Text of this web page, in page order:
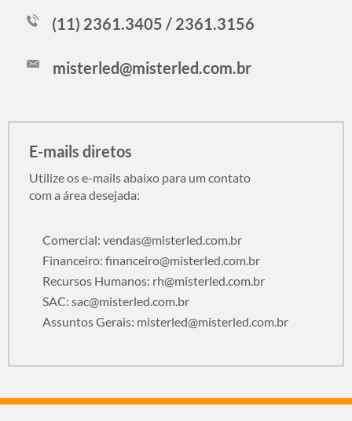
(11) 2361.3405 / 2361.3156
misterled@misterled.com.br
E-mails diretos
Utilize os e-mails abaixo para um contato
com a área desejada:
Comercial: vendas@misterled.com.br
Financeiro: financeiro@misterled.com.br
Recursos Humanos: rh@misterled.com.br
SAC: sac@misterled.com.br
Assuntos Gerais: misterled@misterled.com.br